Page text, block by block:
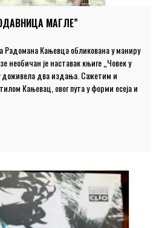
МАГЛЕ”
Радомана Кањевца обликована у маниру
необичан је наставак књиге „Човек у
доживела два издања. Сажетим и
Кањевац, овог пута у форми есеја и
свет и титраје душе човека
тема меандрира између крајње
ходочашћа на Свету Гору, сећања на
лепоти говора, филму, о
и иронично тумачећи стварности која